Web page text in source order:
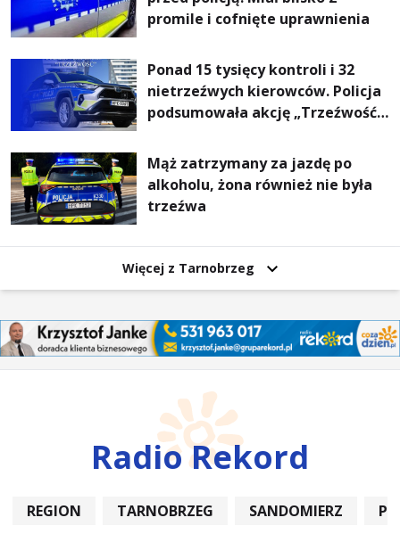
powietrze
promile i cofnięte uprawnienia
Ponad 15 tysięcy kontroli i 32
nietrzeźwych kierowców. Policja
podsumowała akcję „Trzeźwość”
Mąż zatrzymany za jazdę po
alkoholu, żona również nie była
trzeźwa
Więcej z Tarnobrzeg
Radio Rekord
REGION TARNOBRZEG SANDOMIERZ